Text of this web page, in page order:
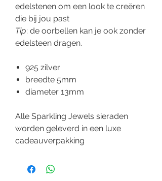
edelstenen om een look te creëren
die bij jou past
Tip: de oorbellen kan je ook zonder
edelsteen dragen.
925 zilver
breedte 5mm
diameter 13mm
Alle Sparkling Jewels sieraden
worden geleverd in een luxe
cadeauverpakking